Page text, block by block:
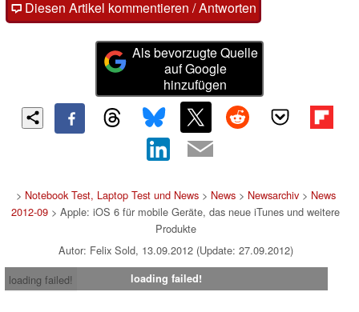
Diesen Artikel kommentieren / Antworten
Als bevorzugte Quelle
auf Google
hinzufügen
> Notebook Test, Laptop Test und News> News> Newsarchiv> News
2012-09 > Apple: iOS 6 für mobile Geräte, das neue iTunes und weitere
Produkte
Autor: Felix Sold, 13.09.2012 (Update: 27.09.2012)
loading failed!
loading failed!